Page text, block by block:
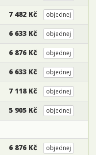
7 482 Kč objednej
6 633 Kč objednej
6 876 Kč objednej
6 633 Kč objednej
7 118 Kč objednej
5 905 Kč objednej
6 876 Kč objednej